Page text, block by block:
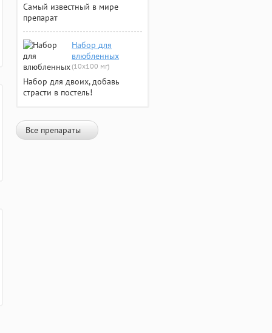
Самый известный в мире
препарат
Набор для
влюбленных
(10х100 мг)
Набор для двоих, добавь
страсти в постель!
Все препараты